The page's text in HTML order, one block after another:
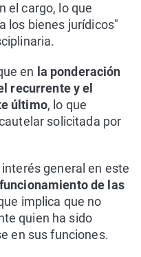
el cargo, lo que
los bienes jurídicos"
en la ponderación
recurrente y el
último, lo que
solicitada por
general en este
de las
implica que no
quien ha sido
en sus funciones.